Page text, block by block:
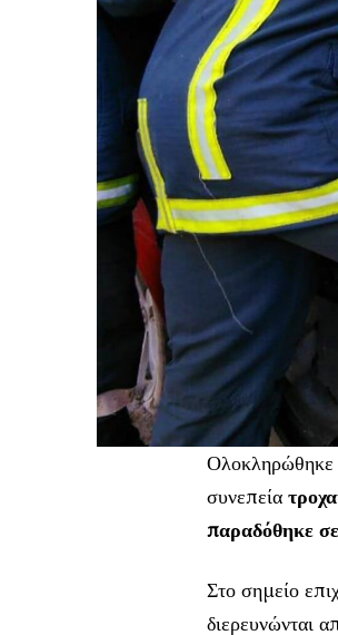
Ολοκληρώθηκε
συνεπεία
παραδόθηκε
Στο σημείο
διερευνώνται